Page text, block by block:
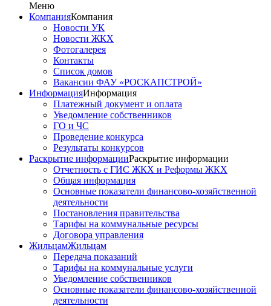
Меню
КомпанияКомпания
Новости УК
Новости ЖКХ
Фотогалерея
Контакты
Список домов
Вакансии ФАУ «РОСКАПСТРОЙ»
ИнформацияИнформация
Платежный документ и оплата
Уведомление собственников
ГО и ЧС
Проведение конкурса
Результаты конкурсов
Раскрытие информацииРаскрытие информации
Отчетность с ГИС ЖКХ и Реформы ЖКХ
Общая информация
Основные показатели финансово-хозяйственной
деятельности
Постановления правительства
Тарифы на коммунальные ресурсы
Договора управления
ЖильцамЖильцам
Передача показаний
Тарифы на коммунальные услуги
Уведомление собственников
Основные показатели финансово-хозяйственной
деятельности